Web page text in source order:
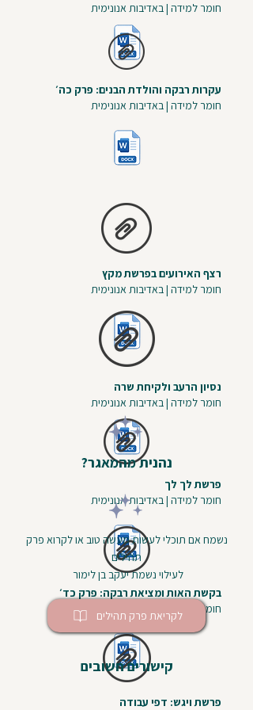
חומר למידה | באדיבות אנונימית
עקרות רבקה והולדת הבנים: פרק כה׳
חומר למידה | באדיבות אנונימית
רצף האירועים בפרשת מקץ
חומר למידה | באדיבות אנונימית
נסיון הרעב ולקיחת שרה
חומר למידה | באדיבות אנונימית
פרשת לך לך
חומר למידה | באדיבות אנונימית
בקשת האות ומציאת רבקה: פרק כד׳
חומר למידה | באדיבות אנונימית
פרשת ויגש: דפי עבודה
נהנית מהמאגר?
נשמח אם תוכלי לעשות מעשה טוב או לקרוא פרק
תהילים
לעילוי נשמת יעקב בן לימור
לקריאת פרק תהילים
קישורים חשובים